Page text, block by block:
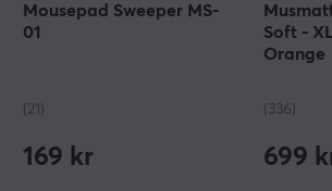
Mousepad Sweeper MS-
01
(21)
169 kr
Soft -
Orange
(336)
699